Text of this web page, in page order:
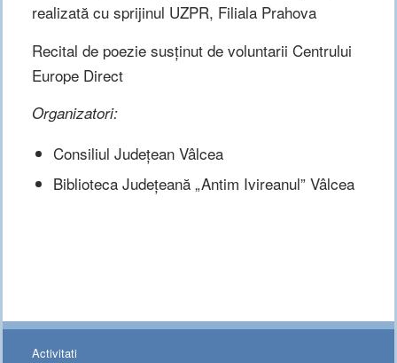
realizată cu sprijinul UZPR, Filiala Prahova
Recital de poezie susținut de voluntarii Centrului
Europe Direct
Organizatori:
Consiliul Județean Vâlcea
Biblioteca Județeană „Antim Ivireanul” Vâlcea
Activitati